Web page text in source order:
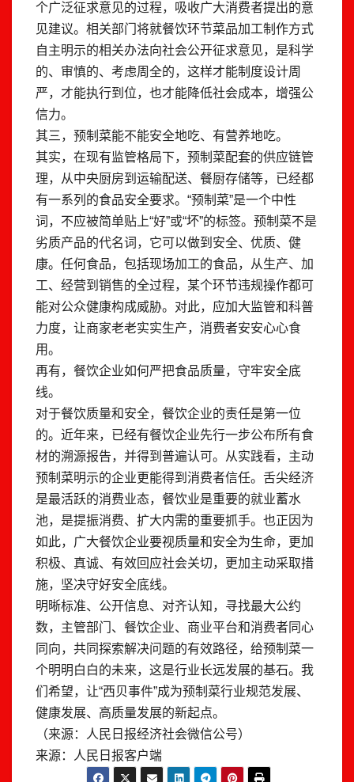
个广泛征求意见的过程，吸收广大消费者提出的意
见建议。相关部门将就餐饮环节菜品加工制作方式
自主明示的相关办法向社会公开征求意见，是科学
的、审慎的、考虑周全的，这样才能制度设计周
严，才能执行到位，也才能降低社会成本，增强公
信力。
其三，预制菜能不能安全地吃、有营养地吃。
其实，在现有监管格局下，预制菜配套的供应链管
理，从中央厨房到运输配送、餐厨存储等，已经都
有一系列的食品安全要求。“预制菜”是一个中性
词，不应被简单贴上“好”或“坏”的标签。预制菜不是
劣质产品的代名词，它可以做到安全、优质、健
康。任何食品，包括现场加工的食品，从生产、加
工、经营到销售的全过程，某个环节违规操作都可
能对公众健康构成威胁。对此，应加大监管和科普
力度，让商家老老实实生产，消费者安安心心食
用。
再有，餐饮企业如何严把食品质量，守牢安全底
线。
对于餐饮质量和安全，餐饮企业的责任是第一位
的。近年来，已经有餐饮企业先行一步公布所有食
材的溯源报告，并得到普遍认可。从实践看，主动
预制菜明示的企业更能得到消费者信任。舌尖经济
是最活跃的消费业态，餐饮业是重要的就业蓄水
池，是提振消费、扩大内需的重要抓手。也正因为
如此，广大餐饮企业要视质量和安全为生命，更加
积极、真诚、有效回应社会关切，更加主动采取措
施，坚决守好安全底线。
明晰标准、公开信息、对齐认知，寻找最大公约
数，主管部门、餐饮企业、商业平台和消费者同心
同向，共同探索解决问题的有效路径，给预制菜一
个明明白白的未来，这是行业长远发展的基石。我
们希望，让“西贝事件”成为预制菜行业规范发展、
健康发展、高质量发展的新起点。
（来源：人民日报经济社会微信公号）
来源：人民日报客户端